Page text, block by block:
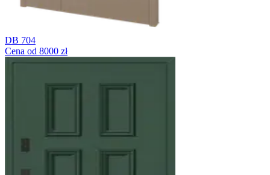
DB 704
Cena od 8000 zł